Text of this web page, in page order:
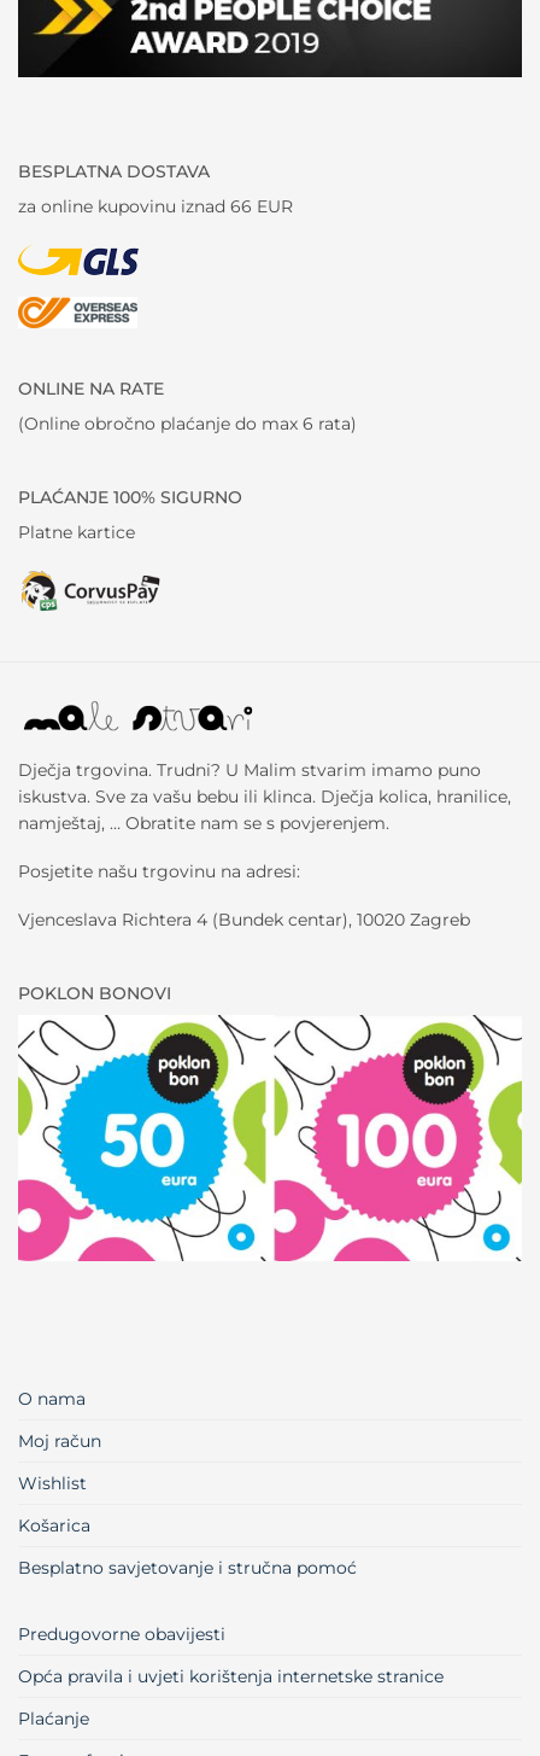
BESPLATNA DOSTAVA
za online kupovinu iznad 66 EUR
ONLINE NA RATE
(Online obročno plaćanje do max 6 rata)
PLAĆANJE 100% SIGURNO
Platne kartice
Dječja trgovina. Trudni? U Malim stvarim imamo puno
iskustva. Sve za vašu bebu ili klinca. Dječja kolica, hranilice,
namještaj, … Obratite nam se s povjerenjem.
Posjetite našu trgovinu na adresi:
Vjenceslava Richtera 4 (Bundek centar), 10020 Zagreb
POKLON BONOVI
O nama
Moj račun
Wishlist
Košarica
Besplatno savjetovanje i stručna pomoć
Predugovorne obavijesti
Opća pravila i uvjeti korištenja internetske stranice
Plaćanje